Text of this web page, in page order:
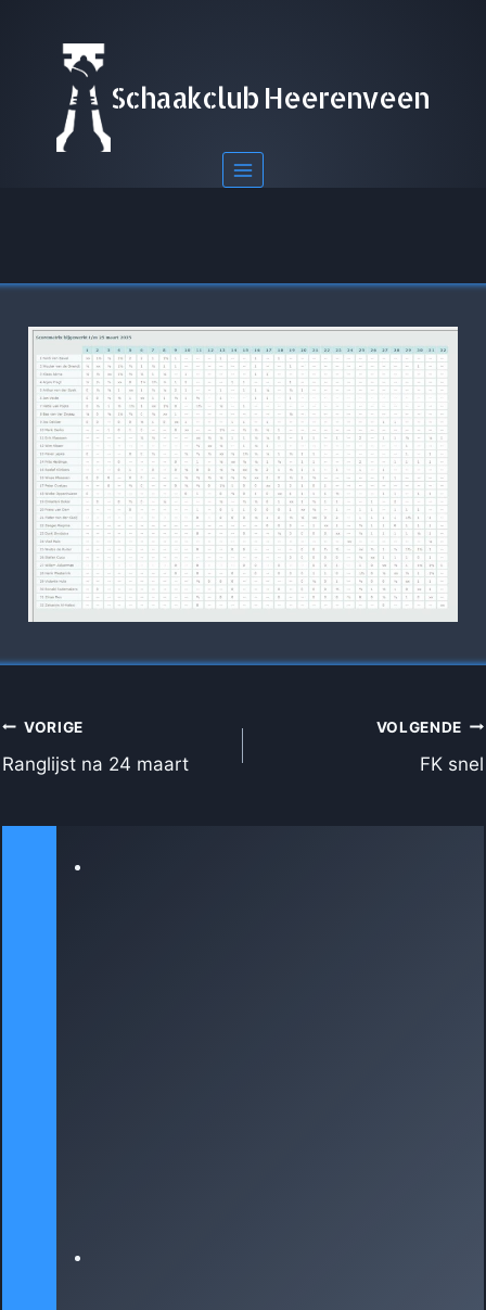
Schaakclub Heerenveen
BERICHT
NAVIGATIE
VORIGE
Ranglijst na 24 maart
VOLGENDE
FK snel